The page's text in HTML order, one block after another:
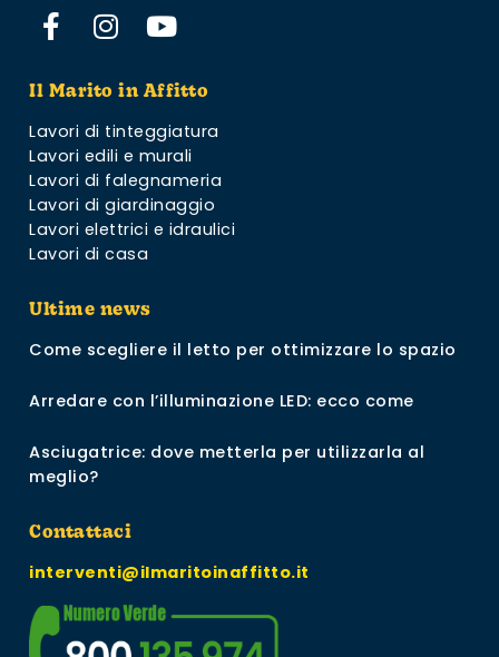
Il Marito in Affitto
Lavori di tinteggiatura
Lavori edili e murali
Lavori di falegnameria
Lavori di giardinaggio
Lavori elettrici e idraulici
Lavori di casa
Ultime news
Come scegliere il letto per ottimizzare lo spazio
Arredare con l’illuminazione LED: ecco come
Asciugatrice: dove metterla per utilizzarla al
meglio?
Contattaci
interventi@ilmaritoinaffitto.it